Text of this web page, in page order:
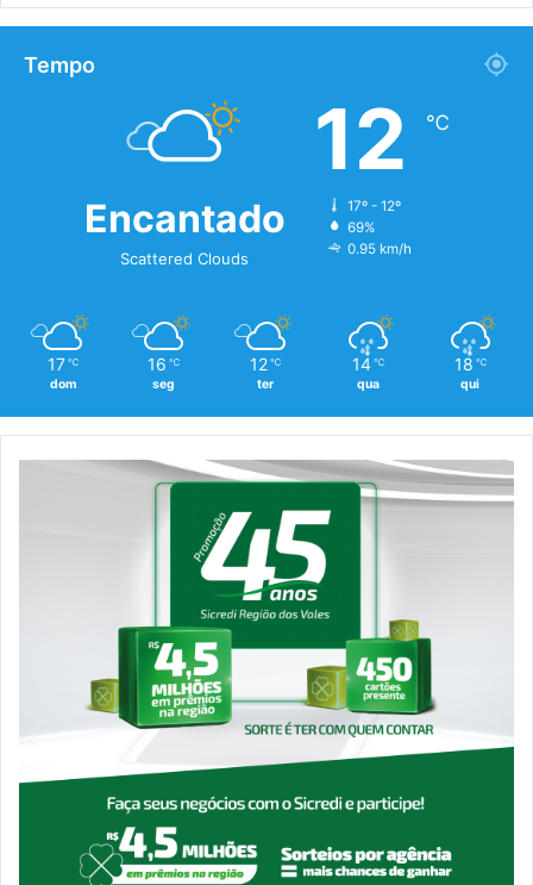
Tempo
Encantado
Scattered Clouds
12 ℃
17º - 12º
69%
0.95 km/h
17 ℃
dom
16 ℃
seg
12 ℃
ter
14 ℃
qua
18 ℃
qui